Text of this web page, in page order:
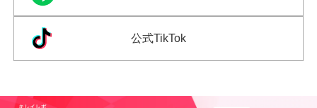
公式TikTok